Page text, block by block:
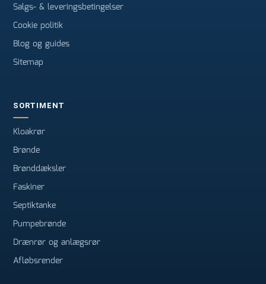
Salgs- & leveringsbetingelser
Cookie politik
Blog og guides
Sitemap
SORTIMENT
Kloakrør
Brønde
Brønddæksler
Faskiner
Septiktanke
Pumpebrønde
Drænrør og anlægsrør
Afløbsrender